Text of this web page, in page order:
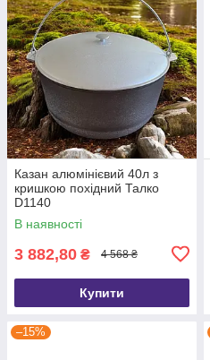
Казан алюмінієвий 40л з
кришкою похідний Талко
D1140
В наявності
3 882,80 ₴ 4 568 ₴
Купити
–15%